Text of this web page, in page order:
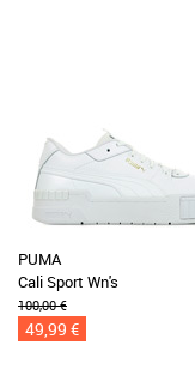
PUMA
Cali Sport Wn's
100,00 €
49,99 €